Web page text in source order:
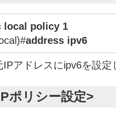
local policy 1
address ipv6
アドレスにipv6を設定
ポリシー設定>